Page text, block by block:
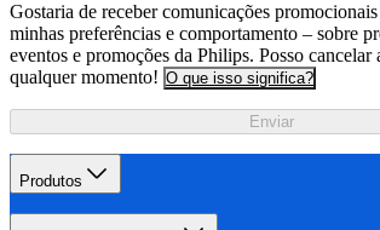
Gostaria de receber comunicações
minhas preferências e comportamento – sobre
eventos e promoções da Philips. Posso cancelar
qualquer momento! O que isso significa?
Enviar
Produtos